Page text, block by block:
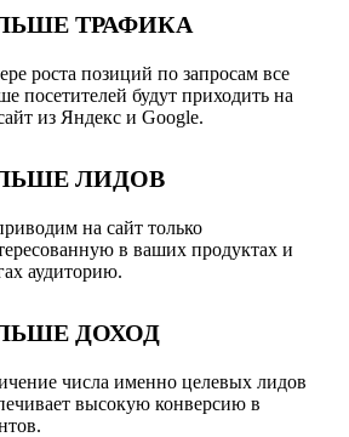
ТРАФИКА
роста позиций по запросам все
посетителей будут приходить на
из Яндекс и Google.
ЛИДОВ
на сайт только
в ваших продуктах и
аудиторию.
ДОХОД
числа именно целевых лидов
высокую конверсию в